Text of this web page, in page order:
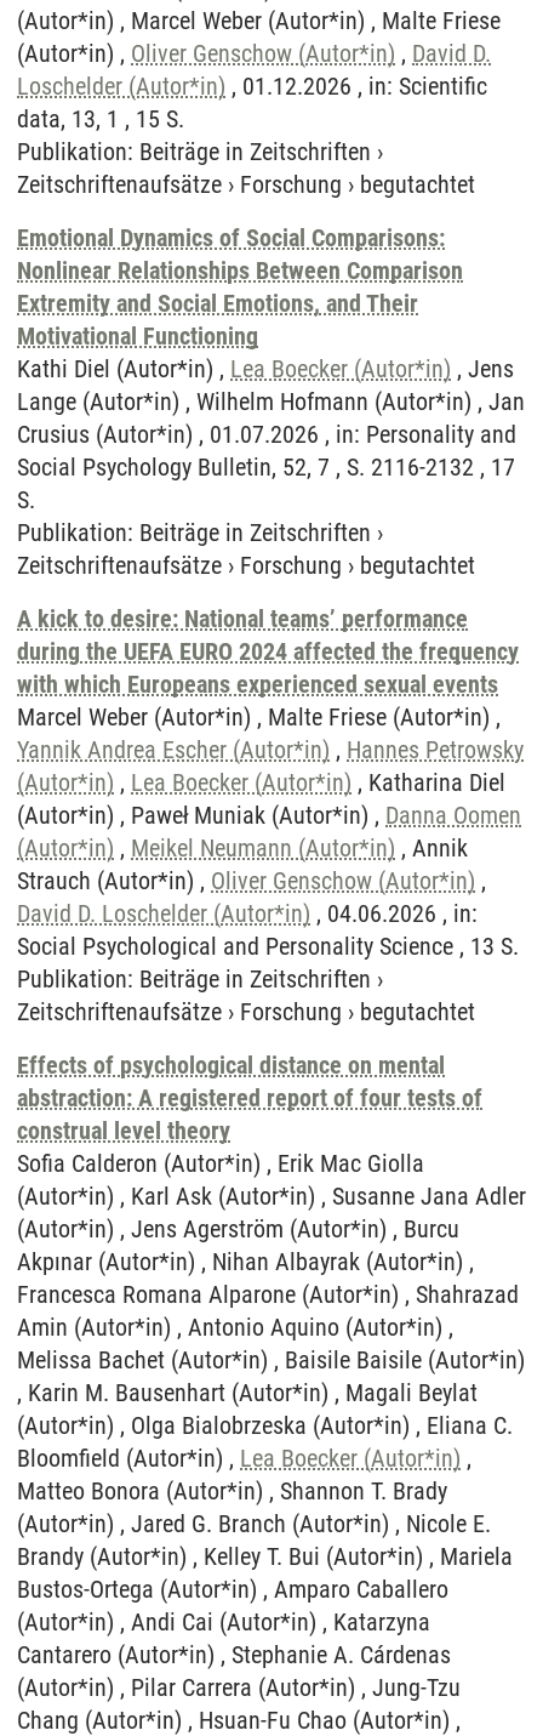
(Autor*in) , Marcel Weber (Autor*in) , Malte Friese
(Autor*in) , Oliver Genschow (Autor*in) , David D.
Loschelder (Autor*in) , 01.12.2026 , in: Scientific
data, 13, 1 , 15 S.
Publikation: Beiträge in Zeitschriften ›
Zeitschriftenaufsätze › Forschung › begutachtet
Emotional Dynamics of Social Comparisons:
Nonlinear Relationships Between Comparison
Extremity and Social Emotions, and Their
Motivational Functioning
Kathi Diel (Autor*in) , Lea Boecker (Autor*in) , Jens
Lange (Autor*in) , Wilhelm Hofmann (Autor*in) , Jan
Crusius (Autor*in) , 01.07.2026 , in: Personality and
Social Psychology Bulletin, 52, 7 , S. 2116-2132 , 17
S.
Publikation: Beiträge in Zeitschriften ›
Zeitschriftenaufsätze › Forschung › begutachtet
A kick to desire: National teams’ performance
during the UEFA EURO 2024 affected the frequency
with which Europeans experienced sexual events
Marcel Weber (Autor*in) , Malte Friese (Autor*in) ,
Yannik Andrea Escher (Autor*in) , Hannes Petrowsky
(Autor*in) , Lea Boecker (Autor*in) , Katharina Diel
(Autor*in) , Paweł Muniak (Autor*in) , Danna Oomen
(Autor*in) , Meikel Neumann (Autor*in) , Annik
Strauch (Autor*in) , Oliver Genschow (Autor*in) ,
David D. Loschelder (Autor*in) , 04.06.2026 , in:
Social Psychological and Personality Science , 13 S.
Publikation: Beiträge in Zeitschriften ›
Zeitschriftenaufsätze › Forschung › begutachtet
Effects of psychological distance on mental
abstraction: A registered report of four tests of
construal level theory
Sofia Calderon (Autor*in) , Erik Mac Giolla
(Autor*in) , Karl Ask (Autor*in) , Susanne Jana Adler
(Autor*in) , Jens Agerström (Autor*in) , Burcu
Akpınar (Autor*in) , Nihan Albayrak (Autor*in) ,
Francesca Romana Alparone (Autor*in) , Shahrazad
Amin (Autor*in) , Antonio Aquino (Autor*in) ,
Melissa Bachet (Autor*in) , Baisile Baisile (Autor*in)
, Karin M. Bausenhart (Autor*in) , Magali Beylat
(Autor*in) , Olga Bialobrzeska (Autor*in) , Eliana C.
Bloomfield (Autor*in) , Lea Boecker (Autor*in) ,
Matteo Bonora (Autor*in) , Shannon T. Brady
(Autor*in) , Jared G. Branch (Autor*in) , Nicole E.
Brandy (Autor*in) , Kelley T. Bui (Autor*in) , Mariela
Bustos-Ortega (Autor*in) , Amparo Caballero
(Autor*in) , Andi Cai (Autor*in) , Katarzyna
Cantarero (Autor*in) , Stephanie A. Cárdenas
(Autor*in) , Pilar Carrera (Autor*in) , Jung-Tzu
Chang (Autor*in) , Hsuan-Fu Chao (Autor*in) ,